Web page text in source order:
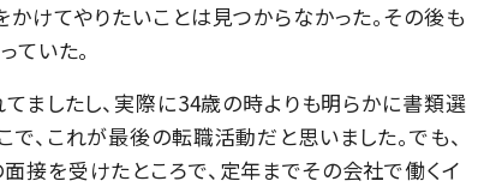
けてやりたいことは見つからなかった。その後も
ていた。
ましたし、実際に34歳の時よりも明らかに書類選
、これが最後の転職活動だと思いました。でも、
接を受けたところで、定年までその会社で働くイ